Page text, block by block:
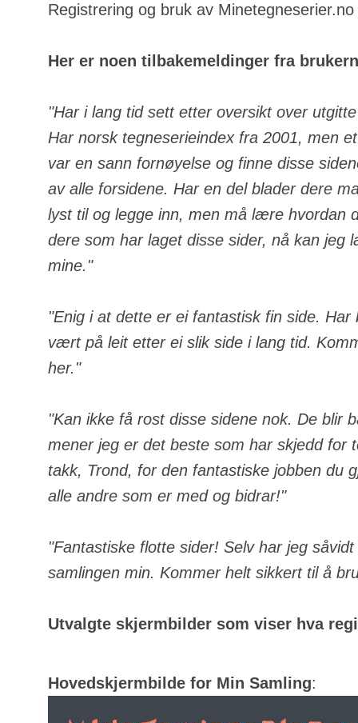
Registrering og bruk av
Her er noen tilbakemeldinger fra
"Har i lang tid sett etter oversikt over
Har norsk tegneserieindex fra 2001, men
var en sann fornøyelse og finne disse
av alle forsidene. Har en del blader dere
lyst til og legge inn, men må lære hvordan
dere som har laget disse sider, nå kan jeg
mine."
"Enig i at dette er ei fantastisk fin side.
vært på leit etter ei slik side i lang tid.
her."
"Kan ikke få rost disse sidene nok. De blir
mener jeg er det beste som har skjedd for
takk, Trond, for den fantastiske jobben du
alle andre som er med og bidrar!"
"Fantastiske flotte sider! Selv har jeg
samlingen min. Kommer helt sikkert til å
Utvalgte skjermbilder som viser hva
Hovedskjermbilde for Min Samling: